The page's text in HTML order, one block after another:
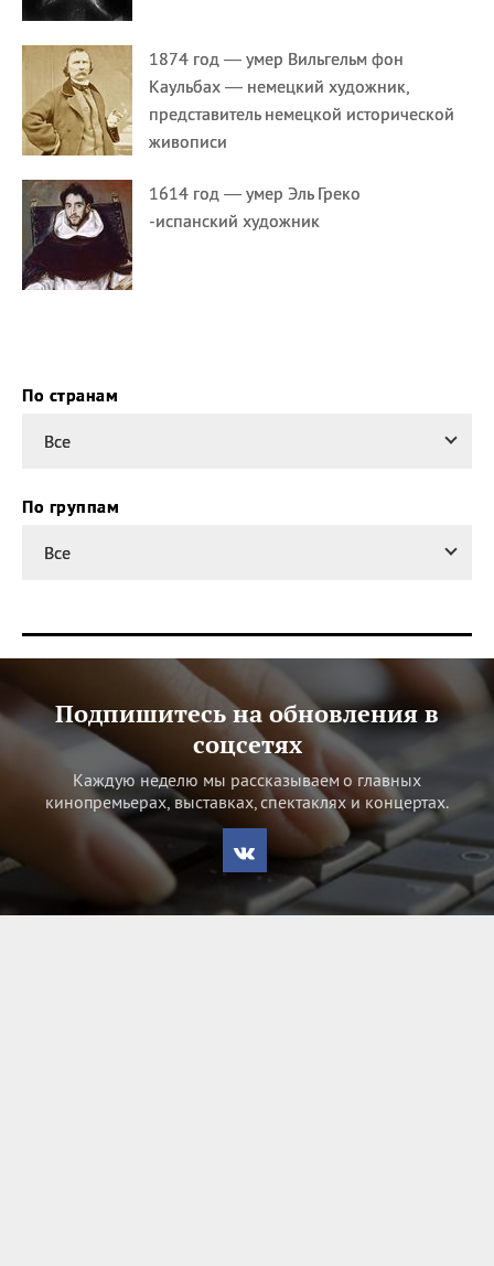
1874 год — умер Вильгельм фон
Каульбах — немецкий художник,
представитель немецкой исторической
живописи
1614 год — умер Эль Греко
-испанский художник
По странам
Все
По группам
Все
Подпишитесь на обновления в
соцсетях
Каждую неделю мы рассказываем о главных
кинопремьерах, выставках, спектаклях и концертах.